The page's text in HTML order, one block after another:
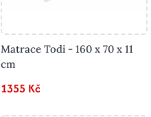
Matrace Todi - 160 x 70 x 11
cm
1355 Kč